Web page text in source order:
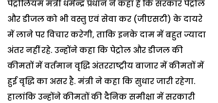
पेट्रोलियम मंत्री धर्मेन्द्र प्रधान ने कहा है कि सरकार पेट्रोल
और डीजल को भी वस्तु एवं सेवा कर (जीएसटी) के दायरे
में लाने पर विचार करेगी, ताकि इनके दाम में बहुत ज्यादा
अंतर नहीं रहे. उन्होंने कहा कि पेट्रोल और डीजल की
कीमतों में वर्तमान वृद्धि अंतरराष्ट्रीय बाजार में कीमतों में
हुई वृद्धि का असर है. मंत्री ने कहा कि सुधार जारी रहेगा.
हालांकि उन्होंने कीमतों की दैनिक समीक्षा में सरकारी